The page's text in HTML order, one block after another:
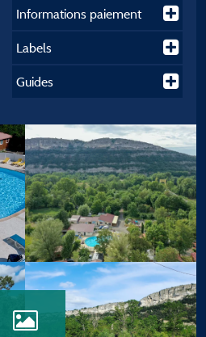
Informations paiement
Labels
Guides